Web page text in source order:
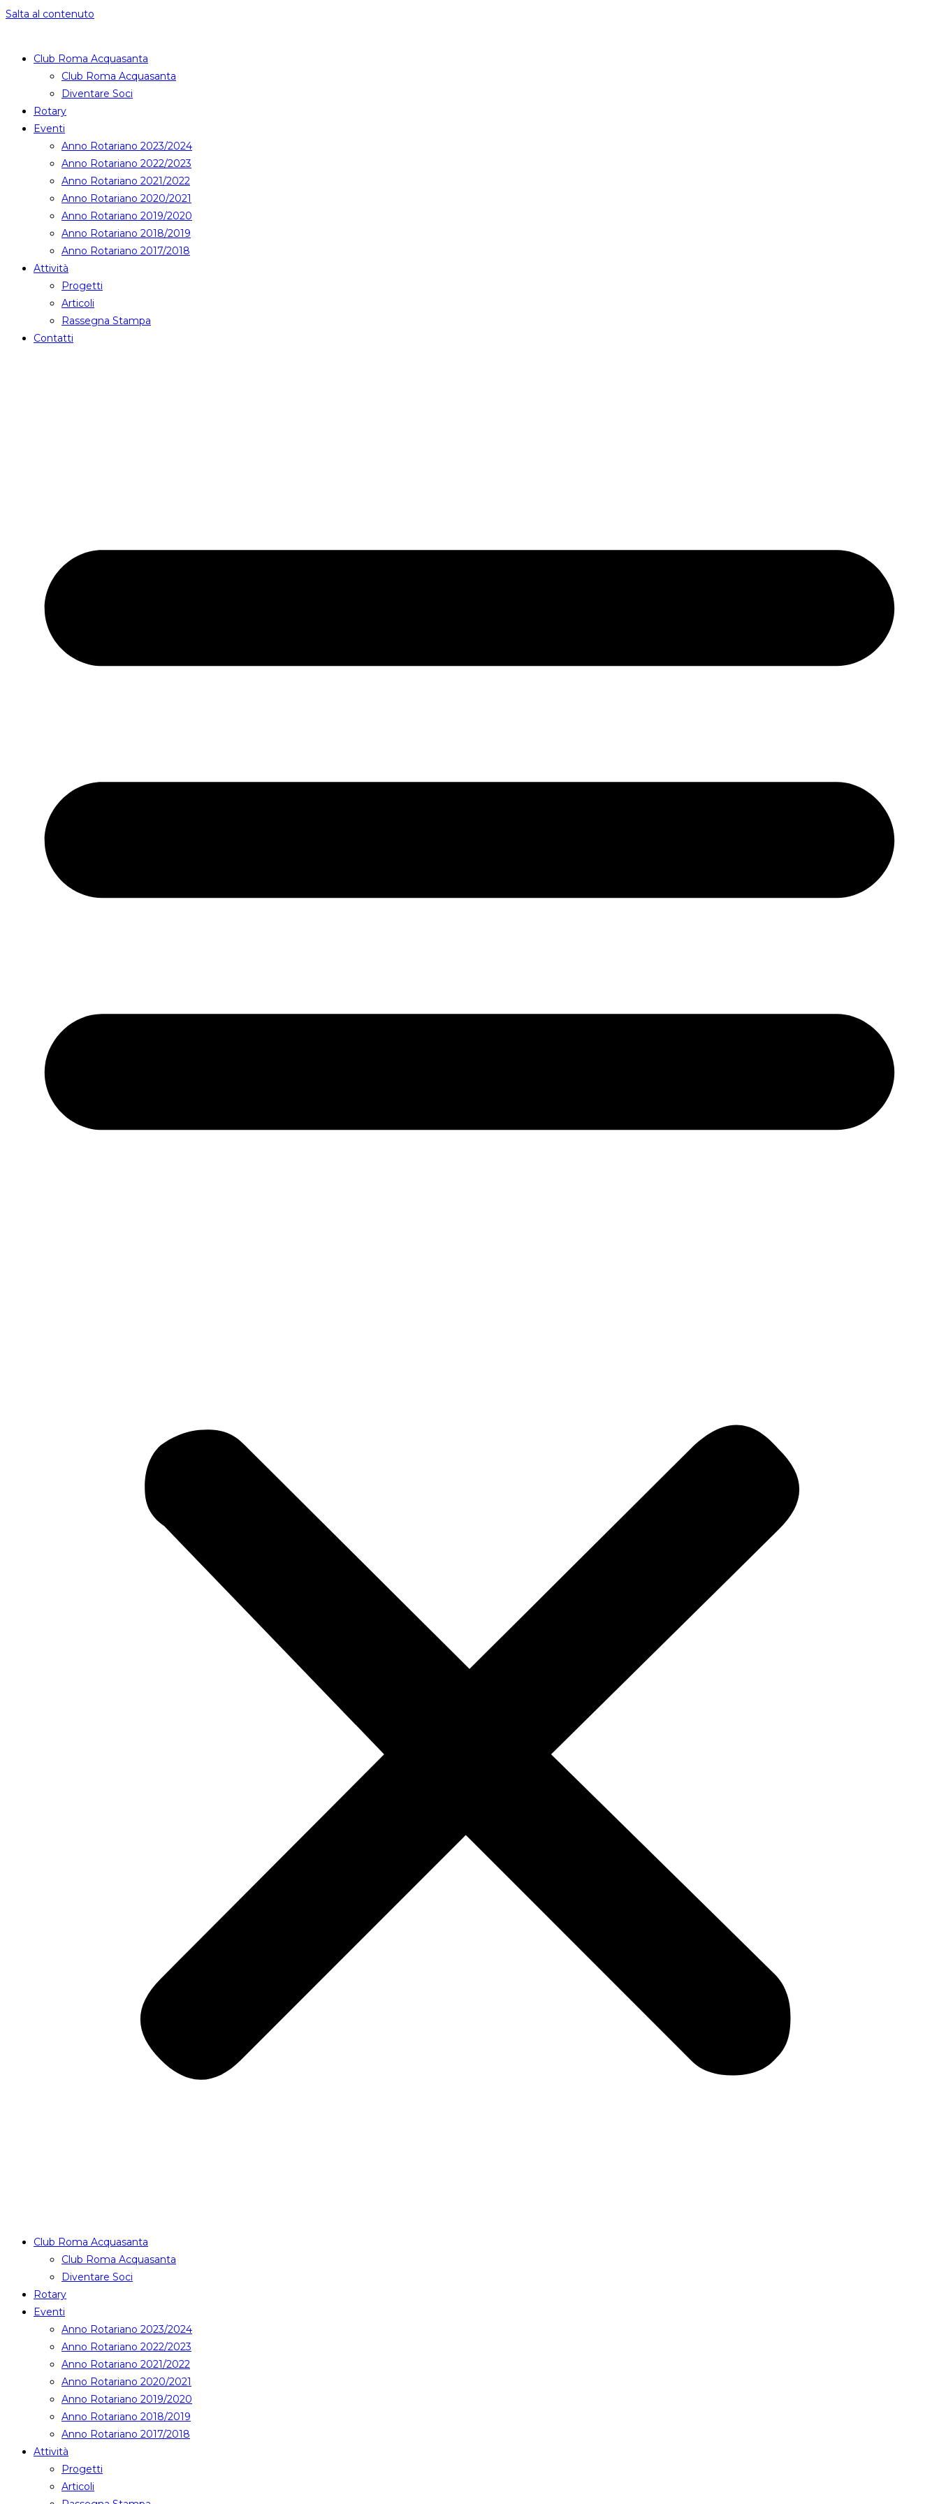
Salta al contenuto
Club Roma Acquasanta
Club Roma Acquasanta
Diventare Soci
Rotary
Eventi
Anno Rotariano 2023/2024
Anno Rotariano 2022/2023
Anno Rotariano 2021/2022
Anno Rotariano 2020/2021
Anno Rotariano 2019/2020
Anno Rotariano 2018/2019
Anno Rotariano 2017/2018
Attività
Progetti
Articoli
Rassegna Stampa
Contatti
Club Roma Acquasanta
Club Roma Acquasanta
Diventare Soci
Rotary
Eventi
Anno Rotariano 2023/2024
Anno Rotariano 2022/2023
Anno Rotariano 2021/2022
Anno Rotariano 2020/2021
Anno Rotariano 2019/2020
Anno Rotariano 2018/2019
Anno Rotariano 2017/2018
Attività
Progetti
Articoli